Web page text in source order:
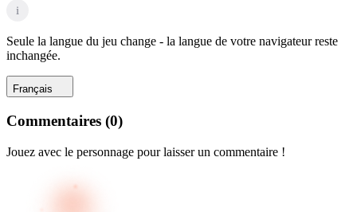
i
Seule la langue du jeu change - la langue de votre navigateur reste
inchangée.
Français
Commentaires (0)
Jouez avec le personnage pour laisser un commentaire !